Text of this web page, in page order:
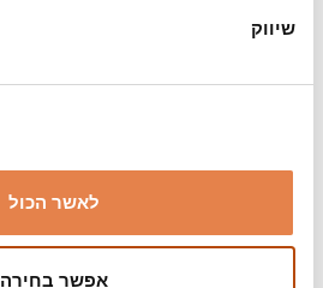
שיווק
לאשר הכול
אפשר בחירה